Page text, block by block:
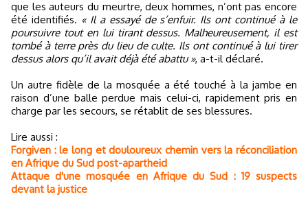
que les auteurs du meurtre, deux hommes, n’ont pas encore
été identifiés. « Il a essayé de s’enfuir. Ils ont continué à le
poursuivre tout en lui tirant dessus. Malheureusement, il est
tombé à terre près du lieu de culte. Ils ont continué à lui tirer
dessus alors qu’il avait déjà été abattu », a-t-il déclaré.
Un autre fidèle de la mosquée a été touché à la jambe en
raison d’une balle perdue mais celui-ci, rapidement pris en
charge par les secours, se rétablit de ses blessures.
Lire aussi :
Forgiven : le long et douloureux chemin vers la réconciliation
en Afrique du Sud post-apartheid
Attaque d'une mosquée en Afrique du Sud : 19 suspects
devant la justice